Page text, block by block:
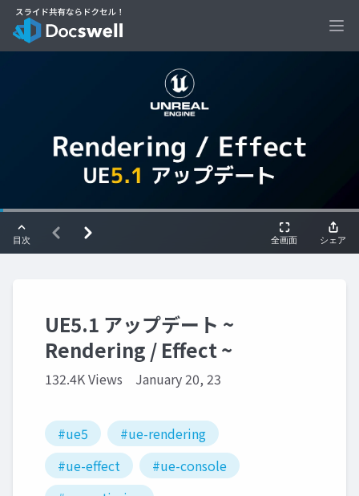
UE5.1 アップデート ~
Rendering / Effect ~
132.4K Views January 20, 23
#ue5
#ue-rendering
#ue-effect
#ue-console